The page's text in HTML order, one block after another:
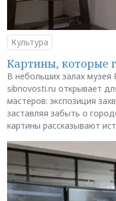
Культура
Картины, которые
В небольших залах
sibnovosti.ru открывает
мастеров: экспозиция
заставляя забыть о
картины рассказывают